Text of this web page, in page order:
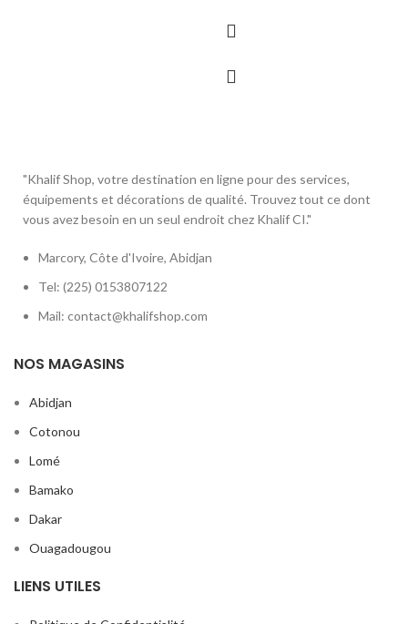
"Khalif Shop, votre destination en ligne pour des services,
équipements et décorations de qualité. Trouvez tout ce dont
vous avez besoin en un seul endroit chez Khalif CI."
Marcory, Côte d'Ivoire, Abidjan
Tel: (225) 0153807122
Mail: contact@khalifshop.com
NOS MAGASINS
Abidjan
Cotonou
Lomé
Bamako
Dakar
Ouagadougou
LIENS UTILES